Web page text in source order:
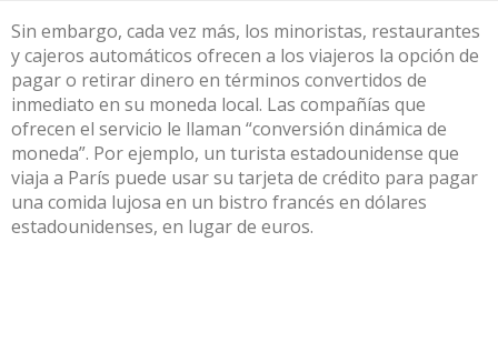
Sin embargo, cada vez más, los minoristas, restaurantes
y cajeros automáticos ofrecen a los viajeros la opción de
pagar o retirar dinero en términos convertidos de
inmediato en su moneda local. Las compañías que
ofrecen el servicio le llaman “conversión dinámica de
moneda”. Por ejemplo, un turista estadounidense que
viaja a París puede usar su tarjeta de crédito para pagar
una comida lujosa en un bistro francés en dólares
estadounidenses, en lugar de euros.